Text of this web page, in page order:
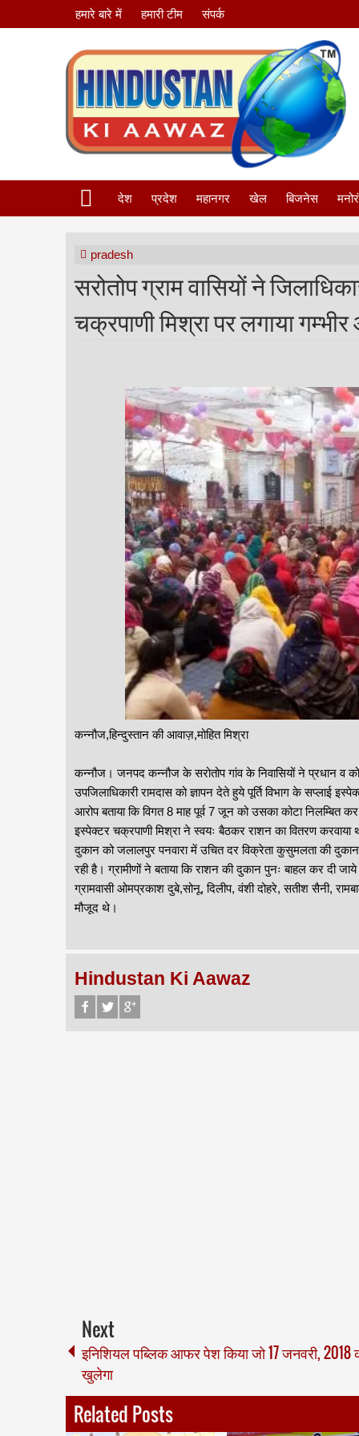
हमारे बारे में हमारी टीम संपर्क
देश प्रदेश महानगर खेल बिजनेस
pradesh
सरोतोप ग्राम वासियों ने
चक्रपाणी मिश्रा पर लगाया
कन्नौज,हिन्दुस्तान की आवाज़,मोहित मिश्रा
कन्नौज। जनपद कन्नौज के सरोतोप गांव के निवासियों ने प्रधान व
उपजिलाधिकारी रामदास को ज्ञापन देते हुये पूर्ति विभाग के सप्लाई
आरोप बताया कि विगत 8 माह पूर्व 7 जून को उसका कोटा निलम्बित
इस्पेक्टर चक्रपाणी मिश्रा ने स्वयः बैठकर राशन का वितरण करवाया
दुकान को जलालपुर पनवारा में उचित दर विक्रेता कुसुमलता की
रही है। ग्रामीणों ने बताया कि राशन की दुकान पुनः बाहल कर दी
ग्रामवासी ओमप्रकाश दुबे,सोनू, दिलीप, वंशी दोहरे, सतीश सैनी,
मौजूद थे।
Hindustan Ki Aawaz
Next
इनिशियल पब्लिक आफर पेश किया जो 17 जनवरी, 2018
खुलेगा
Related Posts